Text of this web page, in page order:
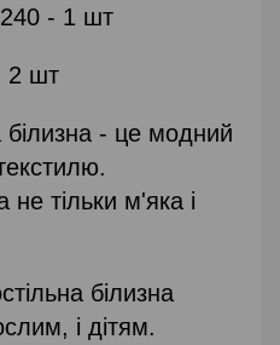
- 1 шт
2 шт
- це модний
тільки м'яка і
білизна
і дітям.